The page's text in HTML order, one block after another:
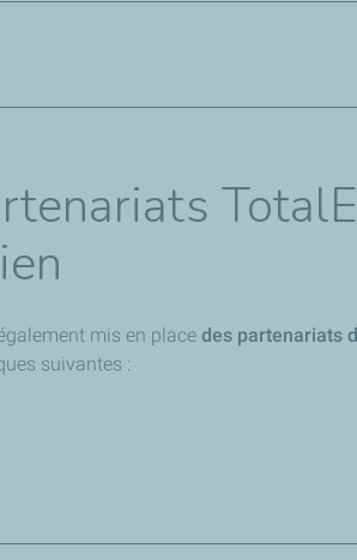
à travers sa marque Elf,
mis en place des partenariats
suivantes :
1968, TotalEnergies et Citroën font de